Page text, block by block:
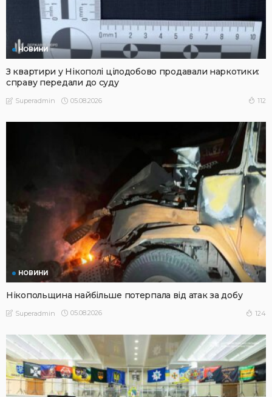
НОВИНИ
З квартири у Нікополі цілодобово продавали наркотики:
справу передали до суду
Superadmin 05.08.2026 112
НОВИНИ
Нікопольщина найбільше потерпала від атак за добу
Superadmin 05.08.2026 124